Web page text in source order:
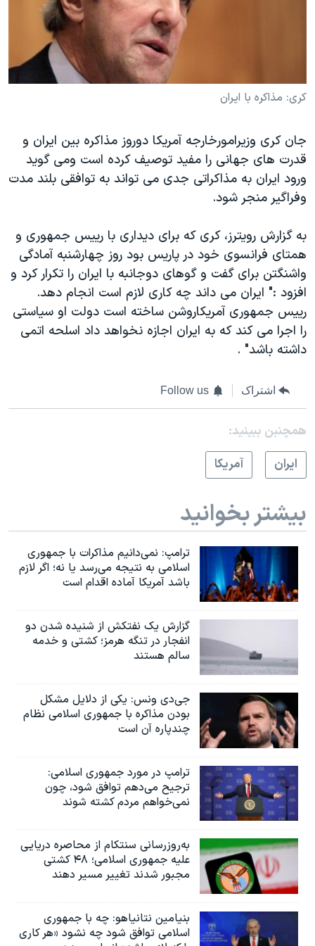
گالری عکس
آرشیو پخش زنده
انتخابات ریاست جمهوری آمریکا ۲۰۲۴
حمله جمهوری اسلامی به اسرائیل
اعتراضات زن، زندگی، آزادی
مجموعه مستندهای دادخواهی
تریبونال مردمی آبان ۹۸
چهل سال گروگان‌گیری
قانون شفافیت دارائی کادر رهبری ایران
اعتراضات مردمی آبان ۹۸
اسرائیل در جنگ
نرگس محمدی برنده جایزه نوبل صلح
صفحه‌های ویژه
زبانهای مختلف
کری: مذاکره با ایران
جان کری وزیرامورخارجه آمریکا دوروز مذاکره بین ایران و
قدرت های جهانی را مفید توصیف کرده است ومی گوید
ورود ایران به مذاکراتی جدی می تواند به توافقی بلند مدت
وفراگیر منجر شود.
به گزارش رویترز، کری که برای دیداری با رییس جمهوری و
همتای فرانسوی خود در پاریس بود روز چهارشنبه آمادگی
واشنگتن برای گفت و گوهای دوجانبه با ایران را تکرار کرد و
افزود :" ایران می داند چه کاری لازم است انجام دهد.
رییس جمهوری آمریکاروشن ساخته است دولت او سیاستی
را اجرا می کند که به ایران اجازه نخواهد داد اسلحه اتمی
داشته باشد" .
اشتراک Follow us
همچنبن ببینید:
ايران
آمريکا
بیشتر بخوانید
ترامپ: نمی‌دانیم مذاکرات با جمهوری
اسلامی به نتیجه می‌رسد یا نه؛ اگر لازم
باشد آمریکا آماده اقدام است
گزارش یک نفتکش از شنیده شدن دو
انفجار در تنگه هرمز؛ کشتی و خدمه
سالم هستند
جی‌دی ونس: یکی از دلایل مشکل
بودن مذاکره با جمهوری اسلامی نظام
چندپاره آن است
ترامپ در مورد جمهوری اسلامی:
ترجیح می‌دهم توافق شود، چون
نمی‌خواهم مردم کشته شوند
به‌روزرسانی سنتکام از محاصره دریایی
علیه جمهوری اسلامی؛ ۴۸ کشتی
مجبور شدند تغییر مسیر دهند
بنیامین نتانیاهو: چه با جمهوری
اسلامی توافق شود چه نشود «هر کاری